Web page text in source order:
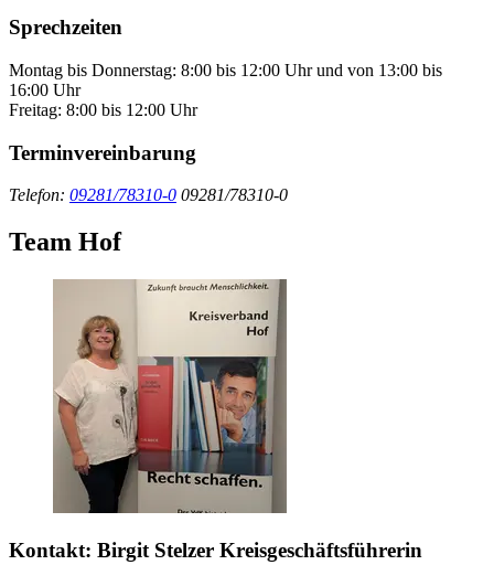
Sprechzeiten
Montag bis Donnerstag: 8:00 bis 12:00 Uhr und von 13:00 bis
16:00 Uhr
Freitag: 8:00 bis 12:00 Uhr
Terminvereinbarung
Telefon: 09281/78310-0 09281/78310-0
Team Hof
Kontakt: Birgit Stelzer Kreisgeschäftsführerin